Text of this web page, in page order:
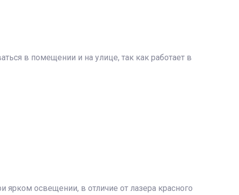
в помещении и на улице, так как работает в
освещении, в отличие от лазера красного